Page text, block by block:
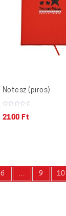
Notesz (piros)
2100 Ft
6 … 9 10